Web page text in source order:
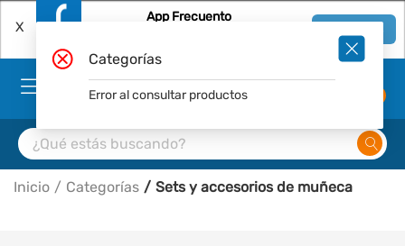
X
App Frecuento
Inicio Categorías Sets y accesorios de muñeca
Categorías
Error al consultar productos